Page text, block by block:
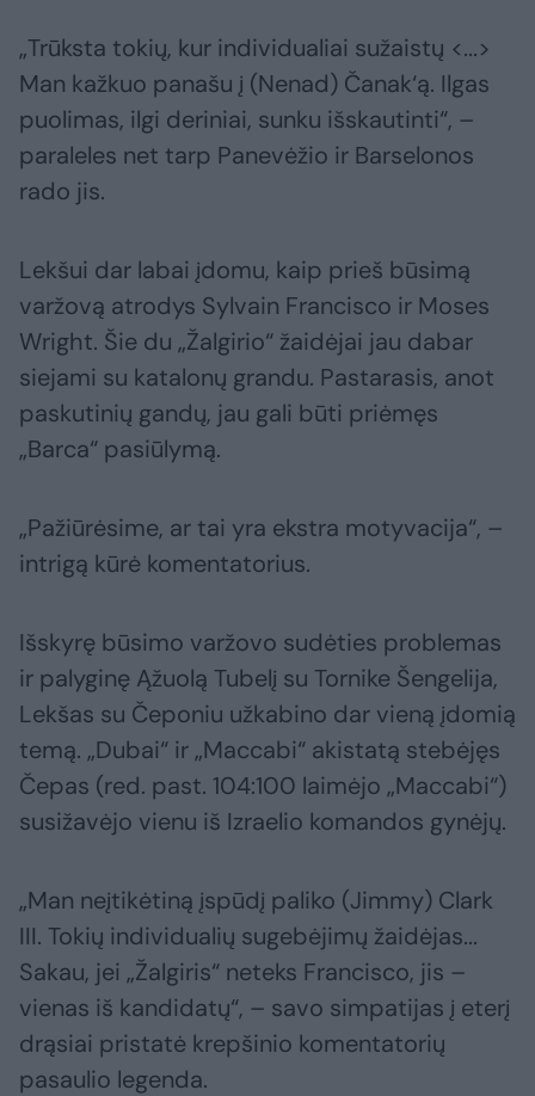
„Trūksta tokių, kur individualiai sužaistų <...>
Man kažkuo panašu į (Nenad) Čanak‘ą. Ilgas
puolimas, ilgi deriniai, sunku išskautinti“, –
paraleles net tarp Panevėžio ir Barselonos
rado jis.
Lekšui dar labai įdomu, kaip prieš būsimą
varžovą atrodys Sylvain Francisco ir Moses
Wright. Šie du „Žalgirio“ žaidėjai jau dabar
siejami su katalonų grandu. Pastarasis, anot
paskutinių gandų, jau gali būti priėmęs
„Barca“ pasiūlymą.
„Pažiūrėsime, ar tai yra ekstra motyvacija“, –
intrigą kūrė komentatorius.
Išskyrę būsimo varžovo sudėties problemas
ir palyginę Ąžuolą Tubelį su Tornike Šengelija,
Lekšas su Čeponiu užkabino dar vieną įdomią
temą. „Dubai“ ir „Maccabi“ akistatą stebėjęs
Čepas (red. past. 104:100 laimėjo „Maccabi“)
susižavėjo vienu iš Izraelio komandos gynėjų.
„Man neįtikėtiną įspūdį paliko (Jimmy) Clark
III. Tokių individualių sugebėjimų žaidėjas...
Sakau, jei „Žalgiris“ neteks Francisco, jis –
vienas iš kandidatų“, – savo simpatijas į eterį
drąsiai pristatė krepšinio komentatorių
pasaulio legenda.